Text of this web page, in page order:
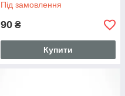
Під замовлення
90 ₴
Купити